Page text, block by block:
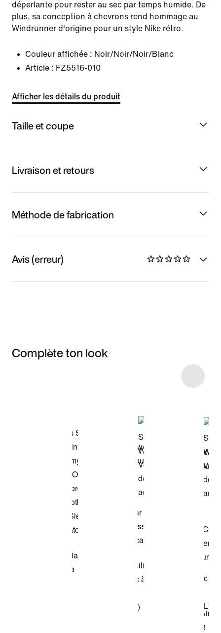
déperlante pour rester au sec par temps humide. De
plus, sa conception à chevrons rend hommage au
Windrunner d'origine pour un style Nike rétro.
Couleur affichée : Noir/Noir/Noir/Blanc
Article : FZ5516-010
Afficher les détails du produit
Taille et coupe
Livraison et retours
Méthode de fabrication
Avis (erreur)
Complète ton look